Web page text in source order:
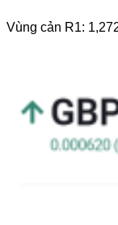
Vùng cản R1: